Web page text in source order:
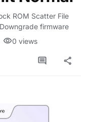
ROM Scatter File
firmware
0 views